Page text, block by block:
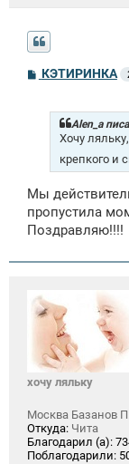
СКЭТИРИНКА
Alen_a
Хочу
крепкого и
Мы
пропустила
Поздравляю!!!!
хочу ляльку
Москва Базанов
Откуда: Чита
Благодарил (а):
Поблагодарили: